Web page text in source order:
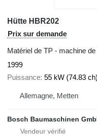
Hütte HBR202
Prix sur demande
Matériel de TP - machine
1999
Puissance 55 kW (74.83 ch)
Allemagne, Metten
Bosch Baumaschinen